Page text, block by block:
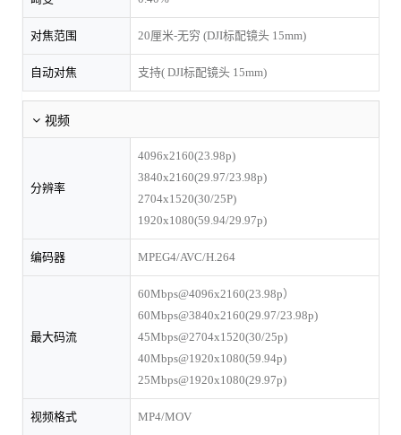
对焦范围 20厘米-无穷 (DJI标配镜头 15mm)
自动对焦 支持( DJI标配镜头 15mm)
视频
分辨率
4096x2160(23.98p)
3840x2160(29.97/23.98p)
2704x1520(30/25P)
1920x1080(59.94/29.97p)
编码器 MPEG4/AVC/H.264
最大码流
60Mbps@4096x2160(23.98p）
60Mbps@3840x2160(29.97/23.98p)
45Mbps@2704x1520(30/25p)
40Mbps@1920x1080(59.94p)
25Mbps@1920x1080(29.97p)
视频格式 MP4/MOV